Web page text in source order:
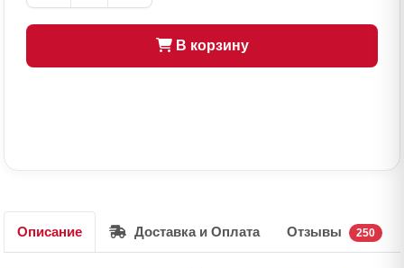
В корзину
Описание Доставка и Оплата Отзывы 250